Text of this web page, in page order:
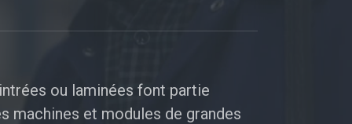
ou laminées font partie
machines et modules de grandes